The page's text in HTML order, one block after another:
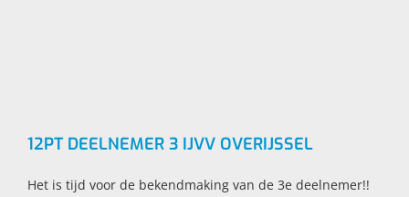
12PT DEELNEMER 3 IJVV OVERIJSSEL
Het is tijd voor de bekendmaking van de 3e deelnemer!!